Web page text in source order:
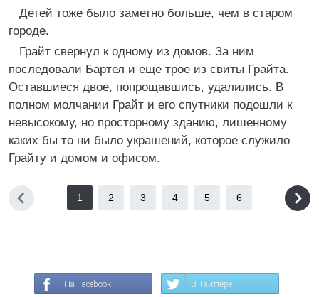
Детей тоже было заметно больше, чем в старом
городе.
Грайт свернул к одному из домов. За ним
последовали Бартел и еще трое из свиты Грайта.
Оставшиеся двое, попрощавшись, удалились. В
полном молчании Грайт и его спутники подошли к
невысокому, но просторному зданию, лишенному
каких бы то ни было украшений, которое служило
Грайту и домом и офисом.
1 2 3 4 5 6
На Facebook В Твиттере